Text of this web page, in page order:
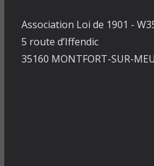
Association Loi de 1901 -
5 route d’Iffendic
35160 MONTFORT-SUR-MEU